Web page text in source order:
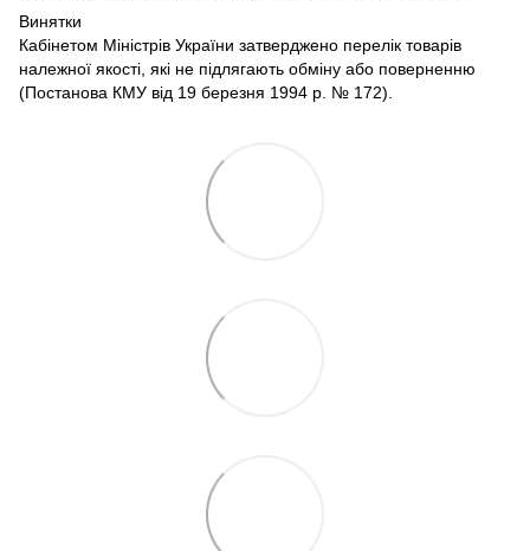
Винятки
Кабінетом Міністрів України затверджено перелік товарів
належної якості, які не підлягають обміну або поверненню
(Постанова КМУ від 19 березня 1994 р. № 172).